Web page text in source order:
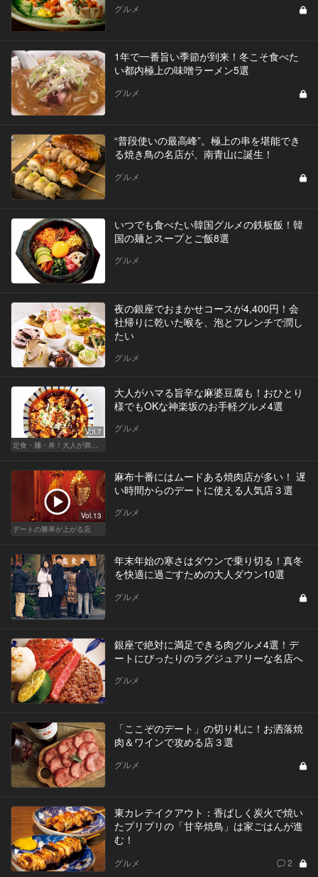
グルメ
1年で一番旨い季節が到来！冬こそ食べた
い都内極上の味噌ラーメン5選
グルメ
“普段使いの最高峰”。極上の串を堪能でき
る焼き鳥の名店が、南青山に誕生！
グルメ
いつでも食べたい韓国グルメの鉄板飯！韓
国の麺とスープとご飯8選
グルメ
夜の銀座でおまかせコースが4,400円！会
社帰りに乾いた喉を、泡とフレンチで潤し
たい
グルメ
Vol.7
大人がハマる旨辛な麻婆豆腐も！おひとり
様でもOKな神楽坂のお手軽グルメ4選
グルメ
Vol.13
デートの勝率が上がる店
麻布十番にはムードある焼肉店が多い！ 遅
い時間からのデートに使える人気店３選
グルメ
年末年始の寒さはダウンで乗り切る！真冬
を快適に過ごすための大人ダウン10選
グルメ
銀座で絶対に満足できる肉グルメ4選！デ
ートにぴったりのラグジュアリーな名店へ
グルメ
「ここぞのデート」の切り札に！お洒落焼
肉＆ワインで攻める店３選
グルメ
東カレテイクアウト：香ばしく炭火で焼い
たプリプリの「甘辛焼鳥」は家ごはんが進
む！
グルメ 2